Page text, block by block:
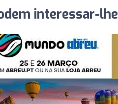
interessar-lhe